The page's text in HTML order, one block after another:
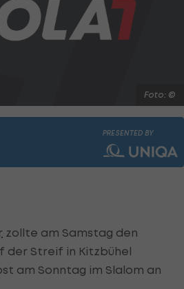
Foto: ©
PRESENTED BY
zollte am Samstag den
der Streif in Kitzbühel
am Sonntag im Slalom an